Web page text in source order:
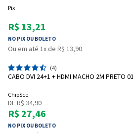
Pix
R$ 13,21
NO PIX OU BOLETO
Ou em até 1x de R$ 13,90
(4)
CABO DVI 24+1 + HDMI MACHO 2M PRETO
ChipSce
DE R$ 34,90
R$ 27,46
NO PIX OU BOLETO